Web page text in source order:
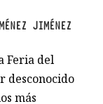
JIMÉNEZ
Feria del
desconocido
más